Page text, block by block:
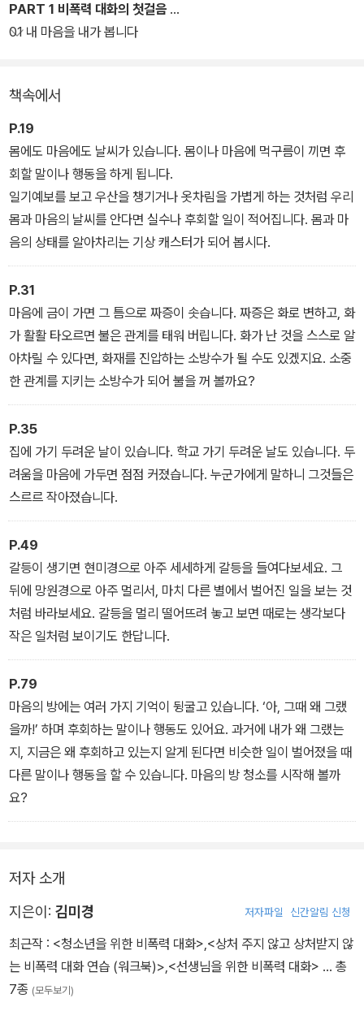
한다. 독자는 워크북을 통해 본권에서 다루는 비폭력 대화 이론과 문
제들을 직접 활동을 통해 이해하고 실천하며 판단과 평가 없는 말하
경의 비폭력 대화 연습에 다양하고 새로운 방식으로 몸을 움직이는
활동이 더해져 십 대가 더욱 즐겁게 참여할 수 있는 워크북이 완성되
었다.
판단과 평가 없는 관찰, 말하지 않으면 모르는 느낌, 찾아야만 알 수
있는 욕구, 강요 없는 부탁까지. 갈등, 화, 걱정, 사랑을 대하고 공감과
감사로 삶을 풍요롭고 평화롭게 만드는 비폭력 대화를 오늘부터 연습
PART 1 비폭력 대화의 첫걸음
01 내 마음을 내가 봅니다
책속에서
P.19
몸에도 마음에도 날씨가 있습니다. 몸이나 마음에 먹구름이 끼면 후
회할 말이나 행동을 하게 됩니다.
일기예보를 보고 우산을 챙기거나 옷차림을 가볍게 하는 것처럼 우리
몸과 마음의 날씨를 안다면 실수나 후회할 일이 적어집니다. 몸과 마
음의 상태를 알아차리는 기상 캐스터가 되어 봅시다.
P.31
마음에 금이 가면 그 틈으로 짜증이 솟습니다. 짜증은 화로 변하고, 화
가 활활 타오르면 불은 관계를 태워 버립니다. 화가 난 것을 스스로 알
아차릴 수 있다면, 화재를 진압하는 소방수가 될 수도 있겠지요. 소중
한 관계를 지키는 소방수가 되어 불을 꺼 볼까요?
P.35
집에 가기 두려운 날이 있습니다. 학교 가기 두려운 날도 있습니다. 두
려움을 마음에 가두면 점점 커졌습니다. 누군가에게 말하니 그것들은
스르르 작아졌습니다.
P.49
갈등이 생기면 현미경으로 아주 세세하게 갈등을 들여다보세요. 그
뒤에 망원경으로 아주 멀리서, 마치 다른 별에서 벌어진 일을 보는 것
처럼 바라보세요. 갈등을 멀리 떨어뜨려 놓고 보면 때로는 생각보다
작은 일처럼 보이기도 한답니다.
P.79
마음의 방에는 여러 가지 기억이 뒹굴고 있습니다. ‘아, 그때 왜 그랬
을까!’ 하며 후회하는 말이나 행동도 있어요. 과거에 내가 왜 그랬는
지, 지금은 왜 후회하고 있는지 알게 된다면 비슷한 일이 벌어졌을 때
다른 말이나 행동을 할 수 있습니다. 마음의 방 청소를 시작해 볼까
요?
저자 소개
지은이: 김미경 저자파일 신간알림 신청
최근작 : <청소년을 위한 비폭력 대화>,<상처 주지 않고 상처받지 않
는 비폭력 대화 연습 (워크북)>,<선생님을 위한 비폭력 대화> … 총
7종 (모두보기)